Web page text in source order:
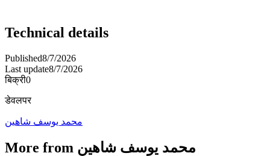
Technical details
Published8/7/2026
Last update8/7/2026
बिक्री0
डेवलपर
محمد يوسف شاهين
More from محمد يوسف شاهين